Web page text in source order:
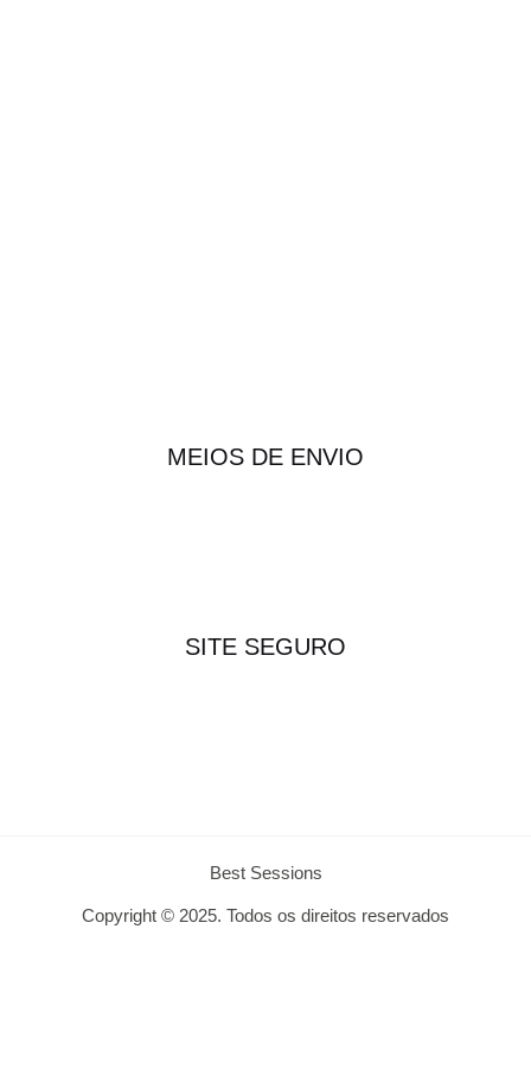
MEIOS DE ENVIO
SITE SEGURO
Best Sessions
Copyright © 2025. Todos os direitos reservados